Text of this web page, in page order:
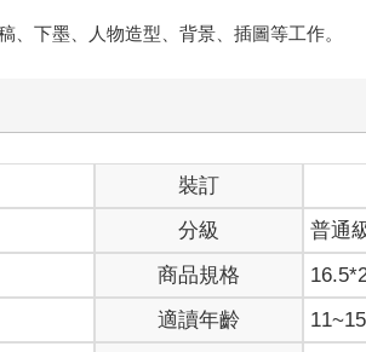
下墨、人物造型、背景、插圖等工作。
裝訂
分級
普通
商品規格
適讀年齡